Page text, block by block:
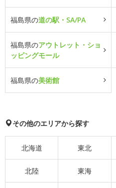
福島県の道の駅・SA/PA
福島県のアウトレット・ショ
ッピングモール
福島県の美術館
その他のエリアから探す
北海道 東北
北陸 東海